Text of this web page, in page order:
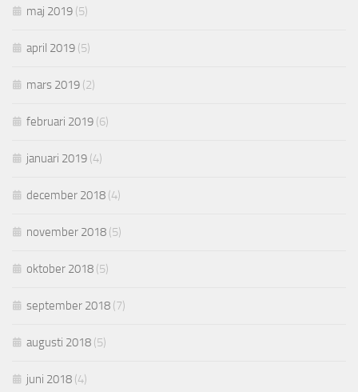
maj 2019 (5)
april 2019 (5)
mars 2019 (2)
februari 2019 (6)
januari 2019 (4)
december 2018 (4)
november 2018 (5)
oktober 2018 (5)
september 2018 (7)
augusti 2018 (5)
juni 2018 (4)